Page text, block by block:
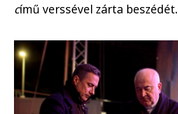
című verssével zárta beszédét.